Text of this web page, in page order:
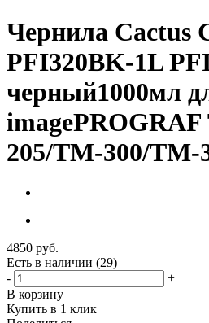
Чернила Cactus
PFI320BK-1L
черный1000мл
205/TM-300/TM-
4850 руб.
Есть в наличии (29)
-
+
В корзину
Купить в 1 клик